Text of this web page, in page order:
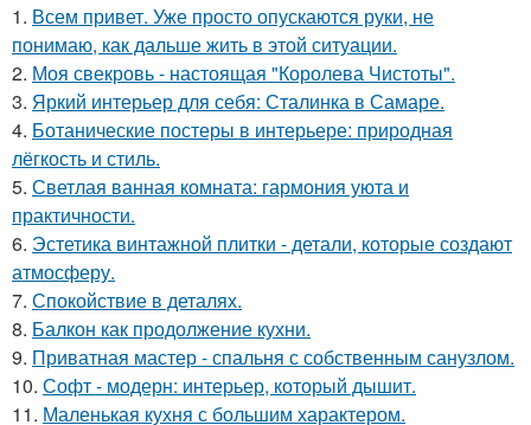
1. Всем привет. Уже просто опускаются руки, не
понимаю, как дальше жить в этой ситуации.
2. Моя свекровь - настоящая "Королева Чистоты".
3. Яркий интерьер для себя: Сталинка в Самаре.
4. Ботанические постеры в интерьере: природная
лёгкость и стиль.
5. Светлая ванная комната: гармония уюта и
практичности.
6. Эстетика винтажной плитки - детали, которые создают
атмосферу.
7. Спокойствие в деталях.
8. Балкон как продолжение кухни.
9. Приватная мастер - спальня с собственным санузлом.
10. Софт - модерн: интерьер, который дышит.
11. Маленькая кухня с большим характером.